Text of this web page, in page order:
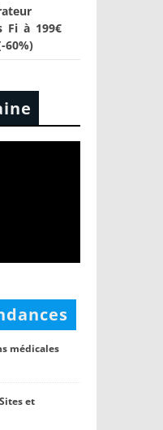
Fi à 199€
60%)
médicales
et